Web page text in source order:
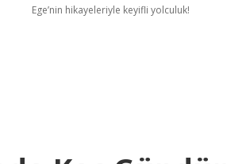
Ege’nin hikayeleriyle keyifli yolculuk!